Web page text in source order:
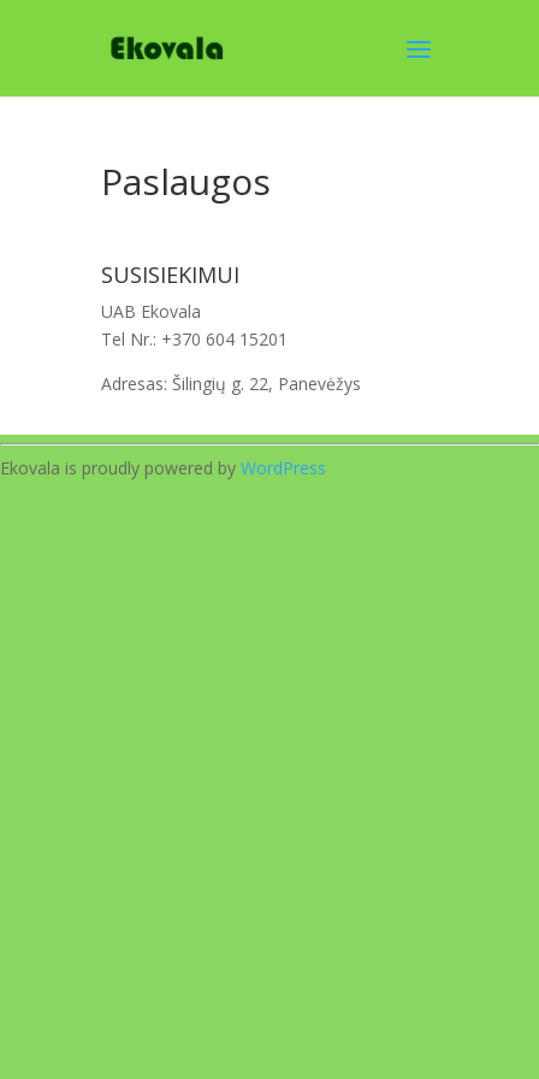
Paslaugos
SUSISIEKIMUI
UAB Ekovala
Tel Nr.: +370 604 15201
Adresas: Šilingių g. 22, Panevėžys
Ekovala is proudly powered by WordPress